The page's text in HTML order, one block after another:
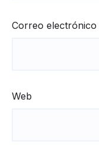
Correo electrónico
Web